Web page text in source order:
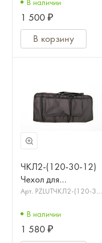
фортепиано
YAMAHA, CASIO,
ROLAND
1 500 ₽
В корзину
ЧКЛ2-(120-30-12)
Чехол для
клавишных,
Арт. PZLUTЧКЛ2-(120-30-
В наличии
1 580 ₽